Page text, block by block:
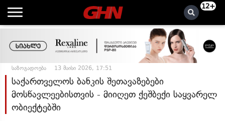
12+
საზოგადოება 13 მაისი 2026, 17:51
საქართველოს ბანკის შეთავაზებები
მოსწავლეებისთვის - მიიღეთ ქეშბექი საყვარელ
ობიექტებში